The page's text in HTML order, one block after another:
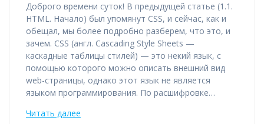
Доброго времени суток! В предыдущей статье (1.1.
HTML. Начало) был упомянут CSS, и сейчас, как и
обещал, мы более подробно разберем, что это, и
зачем. CSS (англ. Cascading Style Sheets —
каскадные таблицы стилей) — это некий язык, с
помощью которого можно описать внешний вид
web-страницы, однако этот язык не является
языком программирования. По расшифровке…
Читать далее